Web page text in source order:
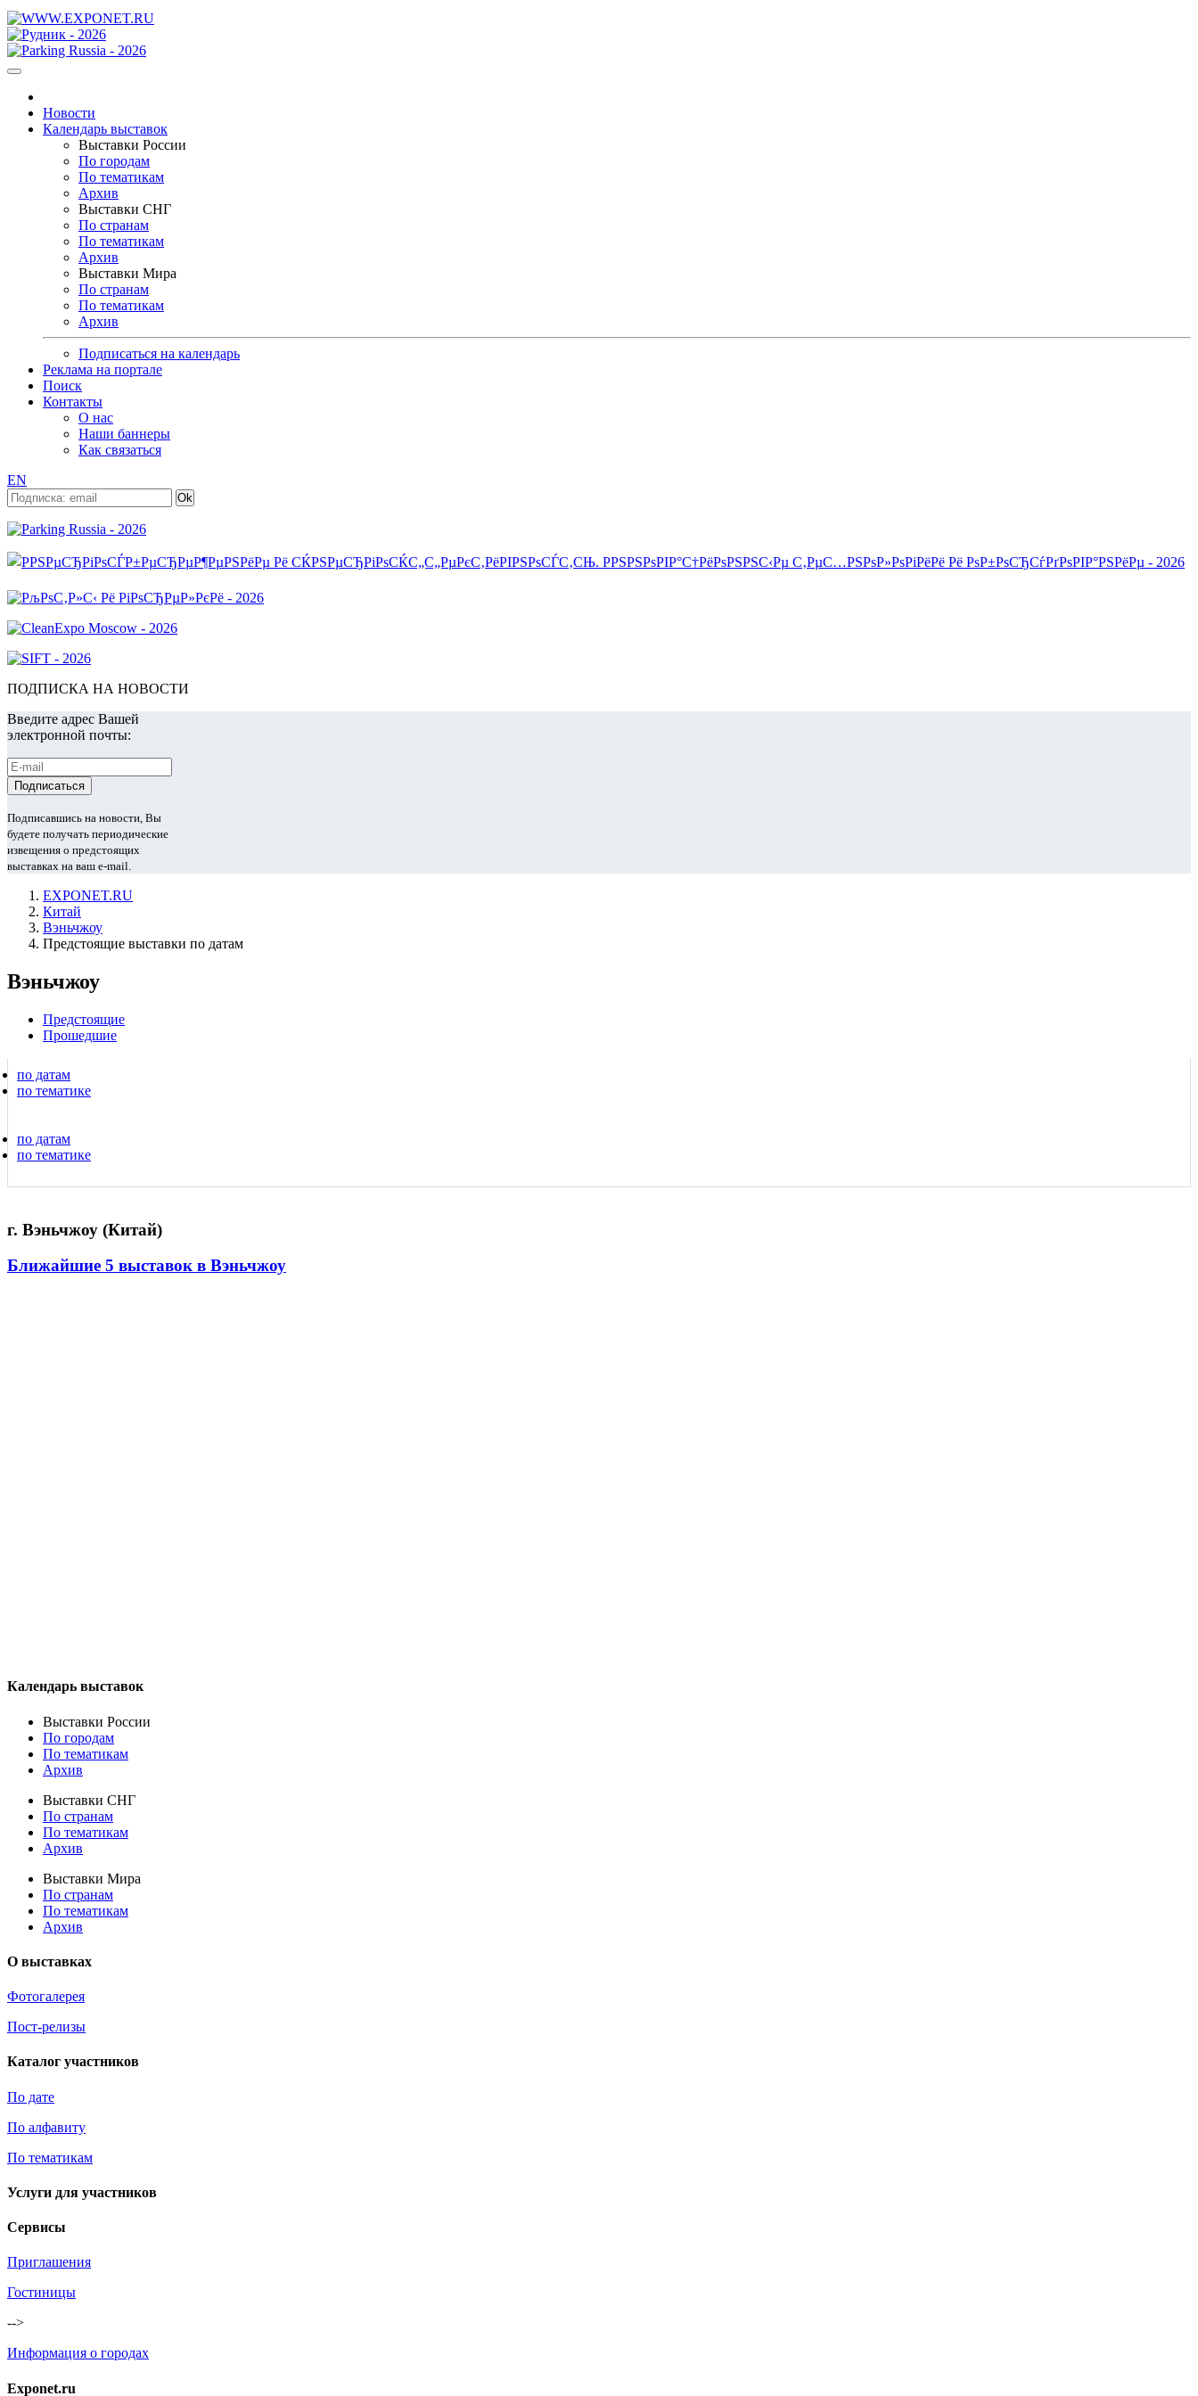
Новости
Календарь выставок
Выставки России
По городам
По тематикам
Архив
Выставки СНГ
По странам
По тематикам
Архив
Выставки Мира
По странам
По тематикам
Архив
Подписаться на календарь
Реклама на портале
Поиск
Контакты
О нас
Наши баннеры
Как связаться
EN
ПОДПИСКА НА НОВОСТИ
Введите адрес Вашей
электронной почты:
Подписавшись на новости, Вы
будете получать периодические
извещения о предстоящих
выставках на ваш e-mail.
EXPONET.RU
Китай
Вэньчжоу
Предстоящие выставки по датам
Вэньчжоу
Предстоящие
Прошедшие
по датам
по тематике
по датам
по тематике
г. Вэньчжоу (Китай)
Ближайшие 5 выставок в Вэньчжоу
Календарь выставок
Выставки России
По городам
По тематикам
Архив
Выставки СНГ
По странам
По тематикам
Архив
Выставки Мира
По странам
По тематикам
Архив
О выставках
Фотогалерея
Пост-релизы
Каталог участников
По дате
По алфавиту
По тематикам
Услуги для участников
Сервисы
Приглашения
Гостиницы
-->
Информация о городах
Exponet.ru